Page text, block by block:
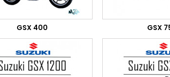
GSX 400 GSX